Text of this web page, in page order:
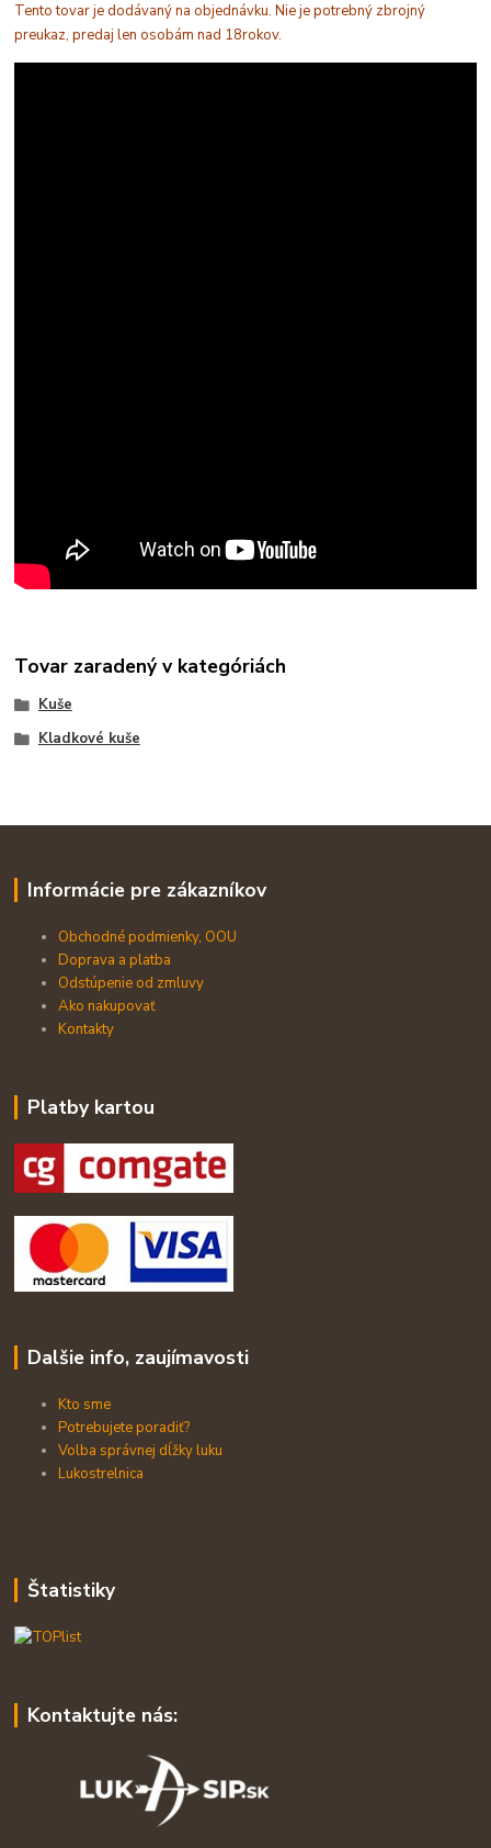
Tento tovar je dodávaný na objednávku. Nie je potrebný zbrojný
preukaz, predaj len osobám nad 18rokov.
Tovar zaradený v kategóriách
Kuše
Kladkové kuše
Informácie pre zákazníkov
Obchodné podmienky, OOU
Doprava a platba
Odstúpenie od zmluvy
Ako nakupovať
Kontakty
Platby kartou
Dalšie info, zaujímavosti
Kto sme
Potrebujete poradiť?
Volba správnej dĺžky luku
Lukostrelnica
Štatistiky
Kontaktujte nás: